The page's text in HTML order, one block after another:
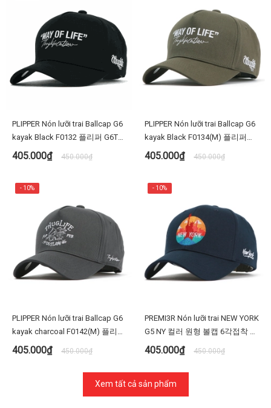
PLIPPER Nón lưỡi trai Ballcap G6
kayak Black F0132 플리퍼 G6TL5
웨이라이프 F0132 검정 D타입 야
구 모자 빅사이즈 대두
405.000₫ 450.000₫
PLIPPER Nón lưỡi trai Ballcap G6
kayak Black F0134(M) 플리퍼
G6TL5웨이라이프 검정 D타입 야
구 모자 빅사이즈 대두
405.000₫ 450.000₫
- 10%
PLIPPER Nón lưỡi trai Ballcap G6
kayak charcoal F0142(M) 플리퍼
G6TL5원앤젤 F0142 차콜 D타입
볼캡 야구 모자 빅사이즈 대두
405.000₫ 450.000₫
- 10%
PREMI3R Nón lưỡi trai NEW YORK
G5 NY 컬러 원형 볼캡 6각접착 야
구모자 F0147(M)- Màu đen
405.000₫ 450.000₫
Xem tất cả sản phẩm